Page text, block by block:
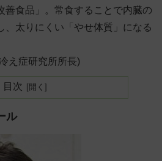
善食品」。常食することで内臓の
、太りにくい「やせ体質」になる
え症研究所所長)
目次
ル